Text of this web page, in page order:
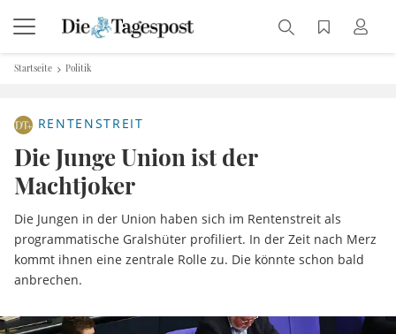
Startseite Politik
RENTENSTREIT
Die Junge Union ist der
Machtjoker
Die Jungen in der Union haben sich im Rentenstreit als
programmatische Gralshüter profiliert. In der Zeit nach Merz
kommt ihnen eine zentrale Rolle zu. Die könnte schon bald
anbrechen.